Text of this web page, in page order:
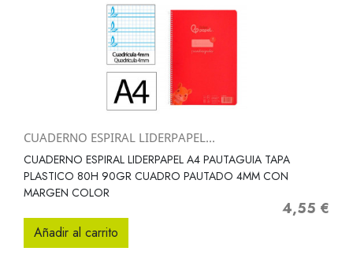
CUADERNO ESPIRAL LIDERPAPEL...
CUADERNO ESPIRAL LIDERPAPEL A4 PAUTAGUIA TAPA
PLASTICO 80H 90GR CUADRO PAUTADO 4MM CON
MARGEN COLOR
Precio
4,55 €
Añadir al carrito